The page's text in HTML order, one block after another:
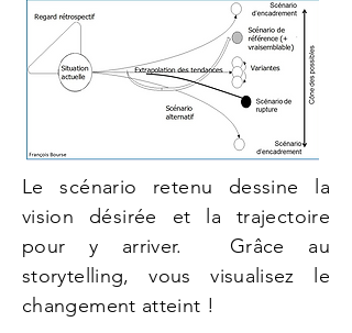
​Le scénario retenu dessine la
vision désirée et la trajectoire
pour y arriver. Grâce au
storytelling, vous visualisez le
changement atteint !